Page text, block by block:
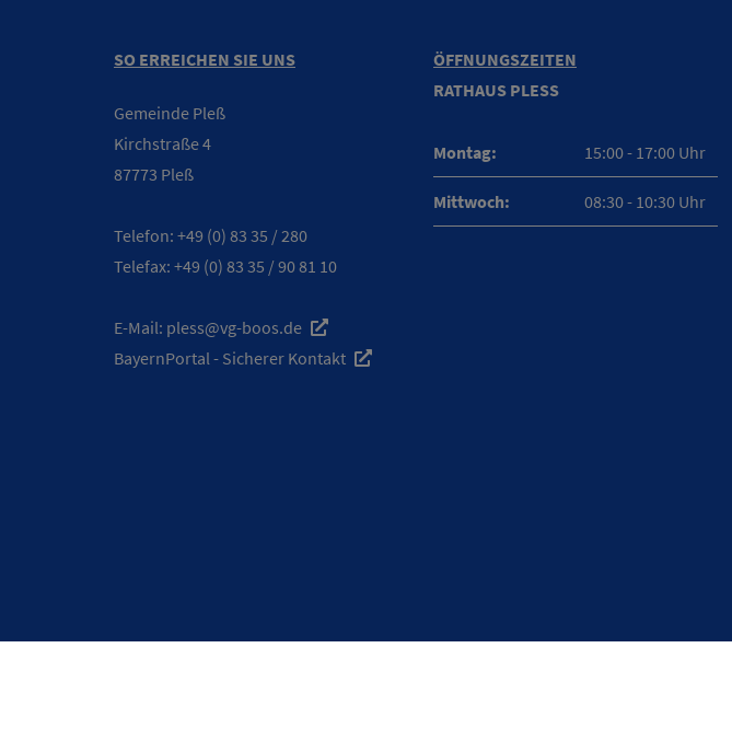
SO ERREICHEN SIE UNS
Gemeinde Pleß
Kirchstraße 4
87773 Pleß
Telefon: +49 (0) 83 35 / 280
Telefax: +49 (0) 83 35 / 90 81 10
E-Mail: pless@vg-boos.de
BayernPortal - Sicherer Kontakt
ÖFFNUNGSZEITEN
RATHAUS PLESS
Montag: 15:00 - 17:00 Uhr
Mittwoch: 08:30 - 10:30 Uhr